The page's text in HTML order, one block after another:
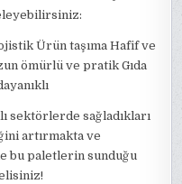
Ürün taşıma Hafif ve
ömürlü ve pratik Gıda
sektörlerde sağladıkları
artırmakta ve
bu paletlerin sunduğu